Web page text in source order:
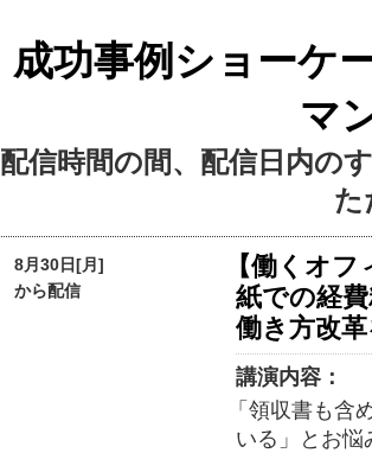
成功事例ショーケ
マ
配信時間の間、配信日内の
た
8月30日[月]
から配信
【働くオ
紙での経
働き方改
講演内容：
「領収書も含
いる」とお悩